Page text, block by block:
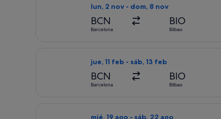
lun, 2 nov - dom, 8 nov
BCN
Barcelona
BIO
Bilbao
jue, 11 feb - sáb, 13 feb
BCN
Barcelona
BIO
Bilbao
mié, 19 ago - sáb, 22 ago